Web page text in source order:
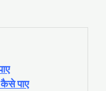
पाए